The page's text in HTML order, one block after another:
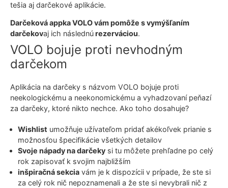
tešia aj darčekové aplikácie.
Darčeková appka VOLO vám pomôže s vymýšľaním
darčekovaj ich následnúrezerváciou.
VOLO bojuje proti nevhodným
darčekom
Aplikácia na darčeky s názvom VOLO bojuje proti
neekologickému a neekonomickému a vyhadzovaní peňazí
za darčeky, ktoré nikto nechce. Ako toho dosahuje?
Wishlist umožňuje užívateľom pridať akékoľvek prianie s
možnosťou špecifikácie všetkých detailov
Svoje nápady na darčeky si tu môžete prehľadne po celý
rok zapisovať k svojim najbližším
inšpiračná sekcia vám je k dispozícii v prípade, že ste si
za celý rok nič nepoznamenali a že ste si nevybrali nič z